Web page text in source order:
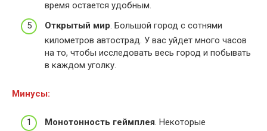
время остается удобным.
Открытый мир. Большой город с сотнями
километров автострад. У вас уйдет много часов
на то, чтобы исследовать весь город и побывать
в каждом уголку.
Минусы:
Монотонность геймплея. Некоторые